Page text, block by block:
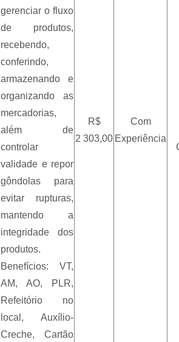
gerenciar o fluxo
de produtos,
recebendo,
conferindo,
armazenando e
organizando as
mercadorias,
além de
controlar
validade e repor
gôndolas para
evitar rupturas,
mantendo a
integridade dos
produtos.
Benefícios: VT,
AM, AO, PLR,
Refeitório no
local, Auxílio-
Creche, Cartão
R$
2 303,00
Com
Experiência